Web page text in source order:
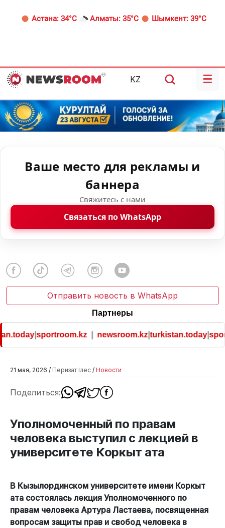
Астана: 34°C Алматы: 35°C Шымкент: 39°C
KZ ☰
Ваше место для рекламы и
баннера
Свяжитесь с нами
Связаться по WhatsApp
Отправить новость в WhatsApp
Партнеры
|sportroom.kz| newsroom.kz|turkistan.today|
21 мая, 2026 / Перизат Ілес / Новости
Поделиться:
Уполномоченный по правам
человека выступил с лекцией в
университете Коркыт ата
В Кызылординском университете имени Коркыт
ата состоялась лекция Уполномоченного по
правам человека Артура Ластаева, посвященная
вопросам защиты прав и свобод человека в